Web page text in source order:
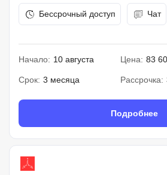
Бессрочный доступ Чат
Начало: 10 августа Цена: 83
Срок: 3 месяца Рассрочка:
Подробнее